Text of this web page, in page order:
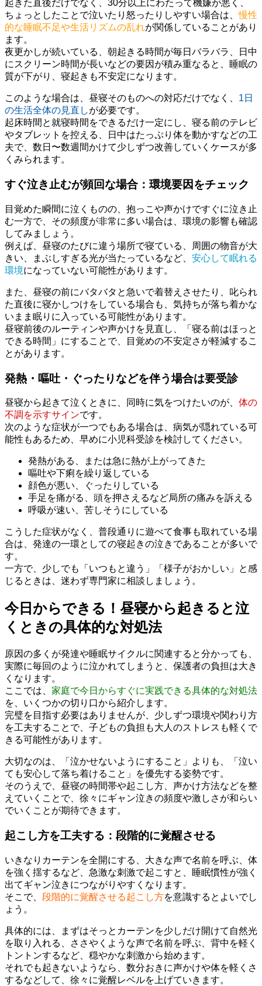
起きた直後だけでなく、30分以上にわたって機嫌が悪く、
ちょっとしたことで泣いたり怒ったりしやすい場合は、慢性
的な睡眠不足や生活リズムの乱れが関係していることがあり
ます。
夜更かしが続いている、朝起きる時間が毎日バラバラ、日中
にスクリーン時間が長いなどの要因が積み重なると、睡眠の
質が下がり、寝起きも不安定になります。
このような場合は、昼寝そのものへの対応だけでなく、 1日
の生活全体の見直しが必要です。
起床時間と就寝時間をできるだけ一定にし、寝る前のテレビ
やタブレットを控える、日中はたっぷり体を動かすなどの工
夫で、数日〜数週間かけて少しずつ改善していくケースが多
くみられます。
すぐ泣き止むが頻回な場合：環境要因をチェック
目覚めた瞬間に泣くものの、抱っこや声かけですぐに泣き止
む一方で、その頻度が非常に多い場合は、環境の影響も確認
してみましょう。
例えば、昼寝のたびに違う場所で寝ている、周囲の物音が大
きい、まぶしすぎる光が当たっているなど、 安心して眠れる
環境になっていない可能性があります。
また、昼寝の前にバタバタと急いで着替えさせたり、叱られ
た直後に寝かしつけをしている場合も、気持ちが落ち着かな
いまま眠りに入っている可能性があります。
昼寝前後のルーティンや声かけを見直し、「寝る前はほっと
できる時間」にすることで、目覚めの不安定さが軽減するこ
とがあります。
発熱・嘔吐・ぐったりなどを伴う場合は要受診
昼寝から起きて泣くときに、同時に気をつけたいのが、 体の
不調を示すサインです。
次のような症状が一つでもある場合は、病気が隠れている可
能性もあるため、早めに小児科受診を検討してください。
発熱がある、または急に熱が上がってきた
嘔吐や下痢を繰り返している
顔色が悪い、ぐったりしている
手足を痛がる、頭を押さえるなど局所の痛みを訴える
呼吸が速い、苦しそうにしている
こうした症状がなく、普段通りに遊べて食事も取れている場
合は、発達の一環としての寝起きの泣きであることが多いで
す。
一方で、少しでも「いつもと違う」「様子がおかしい」と感
じるときは、迷わず専門家に相談しましょう。
今日からできる！昼寝から起きると泣
くときの具体的な対処法
原因の多くが発達や睡眠サイクルに関連すると分かっても、
実際に毎回のように泣かれてしまうと、保護者の負担は大き
くなります。
ここでは、 家庭で今日からすぐに実践できる具体的な対処法
を、いくつかの切り口から紹介します。
完璧を目指す必要はありませんが、少しずつ環境や関わり方
を工夫することで、子どもの負担も大人のストレスも軽くで
きる可能性があります。
大切なのは、「泣かせないようにすること」よりも、「泣い
ても安心して落ち着けること」を優先する姿勢です。
そのうえで、昼寝の時間帯や起こし方、声かけ方法などを整
えていくことで、徐々にギャン泣きの頻度や激しさが和らい
でいくことが期待できます。
起こし方を工夫する：段階的に覚醒させる
いきなりカーテンを全開にする、大きな声で名前を呼ぶ、体
を強く揺するなど、急激な刺激で起こすと、睡眠慣性が強く
出てギャン泣きにつながりやすくなります。
そこで、 段階的に覚醒させる起こし方を意識するとよいでし
ょう。
具体的には、まずはそっとカーテンを少しだけ開けて自然光
を取り入れる、ささやくような声で名前を呼ぶ、背中を軽く
トントンするなど、穏やかな刺激から始めます。
それでも起きないようなら、数分おきに声かけや体を軽くさ
するなどして、徐々に覚醒レベルを上げていきます。